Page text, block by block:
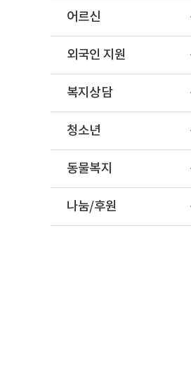
어르신
외국인 지원
복지상담
청소년
동물복지
나눔/후원